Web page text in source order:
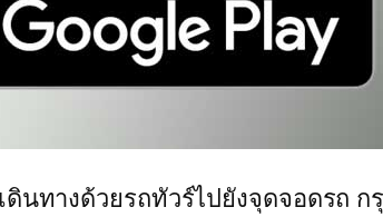
ดินทางด้วยรถทัวร์ไปยังจุดจอดรถ